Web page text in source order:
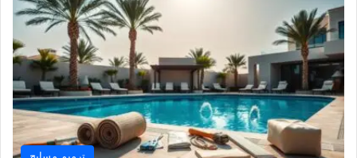
ترميم مسابح